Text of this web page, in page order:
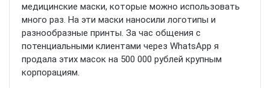
медицинские маски, которые можно использовать
много раз. На эти маски наносили логотипы и
разнообразные принты. За час общения с
потенциальными клиентами через WhatsApp я
продала этих масок на 500 000 рублей крупным
корпорациям.